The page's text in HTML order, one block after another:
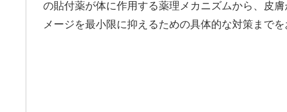
の貼付薬が体に作用する薬理メカニズムから、皮
メージを最小限に抑えるための具体的な対策までを